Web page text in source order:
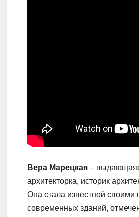
Вера Марецкая –
архитекторка, историк
Она стала известной своими
современных зданий,